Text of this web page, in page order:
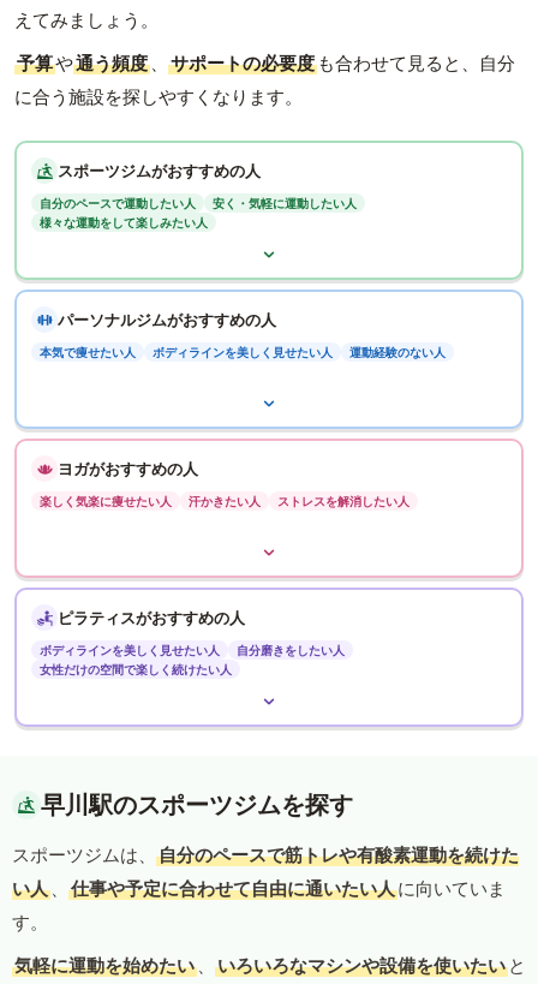
えてみましょう。
予算や通う頻度 、 サポートの必要度 も合わせて見ると、自分
に合う施設を探しやすくなります。
スポーツジムがおすすめの人
自分のペースで運動したい人
安く・気軽に運動したい人
様々な運動をして楽しみたい人
パーソナルジムがおすすめの人
本気で痩せたい人 ボディラインを美しく見せたい人 運動経験のない人
ヨガがおすすめの人
楽しく気楽に痩せたい人 汗かきたい人 ストレスを解消したい人
ピラティスがおすすめの人
ボディラインを美しく見せたい人
自分磨きをしたい人
女性だけの空間で楽しく続けたい人
早川駅のスポーツジムを探す
スポーツジムは、
自分のペースで筋トレや有酸素運動を続けた
い人 、 仕事や予定に合わせて自由に通いたい人に向いていま
す。
気軽に運動を始めたい 、 いろいろなマシンや設備を使いたい と